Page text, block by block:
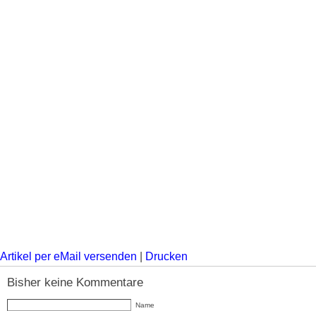
Artikel per eMail versenden Drucken
Bisher keine Kommentare
Name